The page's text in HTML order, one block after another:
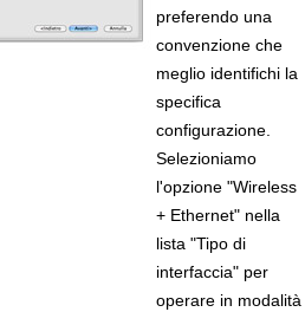
preferendo una
convenzione che
meglio identifichi la
specifica
configurazione.
Selezioniamo
l'opzione "Wireless
+ Ethernet" nella
lista "Tipo di
interfaccia" per
operare in modalità